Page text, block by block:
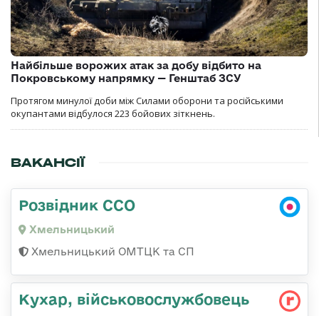
Найбільше ворожих атак за добу відбито на
Покровському напрямку — Генштаб ЗСУ
Протягом минулої доби між Силами оборони та російськими
окупантами відбулося 223 бойових зіткнень.
ВАКАНСІЇ
Розвідник ССО
Хмельницький
Хмельницький ОМТЦК та СП
Кухар, військовослужбовець